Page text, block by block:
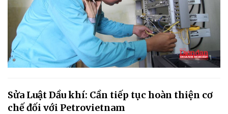
Sửa Luật Dầu khí: Cần tiếp tục hoàn thiện cơ
chế đối với Petrovietnam